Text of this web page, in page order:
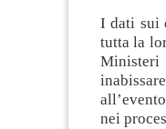
I dati sui
tutta la
Ministeri
nei